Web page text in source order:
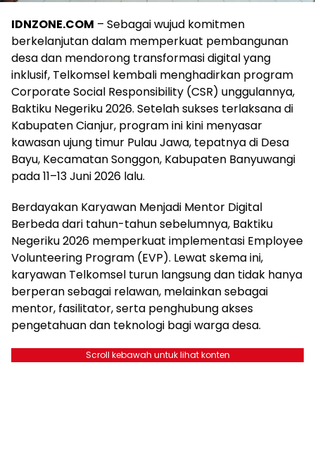
IDNZONE.COM – Sebagai wujud komitmen
berkelanjutan dalam memperkuat pembangunan
desa dan mendorong transformasi digital yang
inklusif, Telkomsel kembali menghadirkan program
Corporate Social Responsibility (CSR) unggulannya,
Baktiku Negeriku 2026. Setelah sukses terlaksana di
Kabupaten Cianjur, program ini kini menyasar
kawasan ujung timur Pulau Jawa, tepatnya di Desa
Bayu, Kecamatan Songgon, Kabupaten Banyuwangi
pada 11–13 Juni 2026 lalu.
Berdayakan Karyawan Menjadi Mentor Digital
Berbeda dari tahun-tahun sebelumnya, Baktiku
Negeriku 2026 memperkuat implementasi Employee
Volunteering Program (EVP). Lewat skema ini,
karyawan Telkomsel turun langsung dan tidak hanya
berperan sebagai relawan, melainkan sebagai
mentor, fasilitator, serta penghubung akses
pengetahuan dan teknologi bagi warga desa.
Scroll kebawah untuk lihat konten